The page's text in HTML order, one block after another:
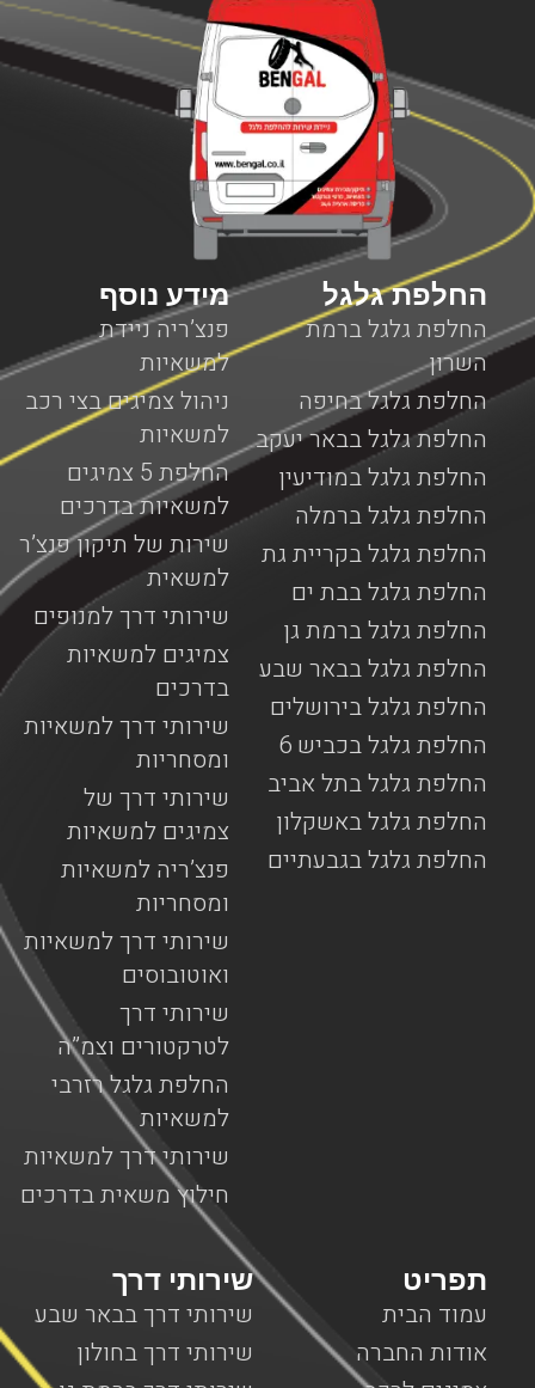
למקום שבו אפשר לקבל שירותי תיקון למנופים או באמצע
הדרך בשעות שבהן אין שירותי דרך למנופים. לכן, חשוב
לדעת שחברת BenGal מציעה שירותי דרך למנופים בכל מקום
שבו אתם תקועים עם המנוף. לא משנה אם מדובר על צפון
הארץ, מרכזה, דרום או ירושלים, יצירת קשר עם חברת בן גל
יאפשר לכם לקבל את השירות המבוקש לכם כמה שיותר מהר,
עד המקום שבו אתם נמצאים עם המנוף כאשר כל השירותים
מוצעים על ידי צוות מקצועי ומנוסה המומחה בשירותי דרך
המותאמים למנופים.
מידע נוסף
פנצ’ריה ניידת
למשאיות
ניהול צמיגים בצי רכב
למשאיות
החלפת 5 צמיגים
למשאיות בדרכים
שירות של תיקון פנצ’ר
למשאית
שירותי דרך למנופים
צמיגים למשאיות
בדרכים
שירותי דרך למשאיות
ומסחריות
שירותי דרך של
צמיגים למשאיות
פנצ’ריה למשאיות
ומסחריות
שירותי דרך למשאיות
ואוטובוסים
שירותי דרך
לטרקטורים וצמ”ה
החלפת גלגל רזרבי
למשאיות
שירותי דרך למשאיות
חילוץ משאית בדרכים
החלפת גלגל
החלפת גלגל ברמת
השרון
החלפת גלגל בחיפה
החלפת גלגל בבאר יעקב
החלפת גלגל במודיעין
החלפת גלגל ברמלה
החלפת גלגל בקריית גת
החלפת גלגל בבת ים
החלפת גלגל ברמת גן
החלפת גלגל בבאר שבע
החלפת גלגל בירושלים
החלפת גלגל בכביש 6
החלפת גלגל בתל אביב
החלפת גלגל באשקלון
החלפת גלגל בגבעתיים
שירותי דרך
שירותי דרך בבאר שבע
שירותי דרך בחולון
תפריט
עמוד הבית
אודות החברה